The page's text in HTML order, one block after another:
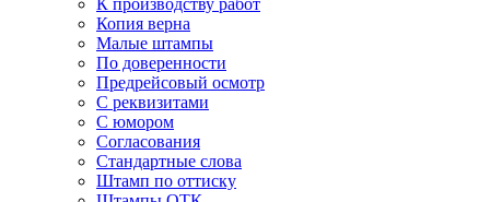
К производству работ
Копия верна
Малые штампы
По доверенности
Предрейсовый осмотр
С реквизитами
С юмором
Согласования
Стандартные слова
Штамп по оттиску